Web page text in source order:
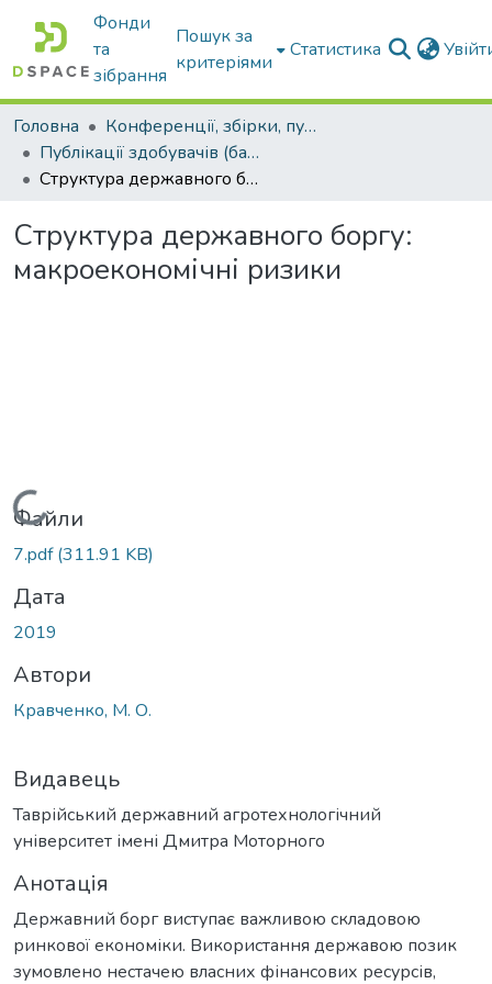
Фонди
та
зібрання
Пошук за
критеріями
Статистика
Головна
Конференції, збірки, публікації молодих вчених і здобувачів : магістрів, бакалаврів, аспірантів.
Публікації здобувачів (бакалаврів. магістрів, аспірантів)
Структура державного боргу: макроекономічні ризики
Структура державного боргу:
макроекономічні ризики
Вантажиться...
Файли
7.pdf(311.91 KB)
Дата
2019
Автори
Кравченко, М. О.
Видавець
Таврійський державний агротехнологічний
університет імені Дмитра Моторного
Анотація
Державний борг виступає важливою складовою
ринкової економіки. Використання державою позик
зумовлено нестачею власних фінансових ресурсів,